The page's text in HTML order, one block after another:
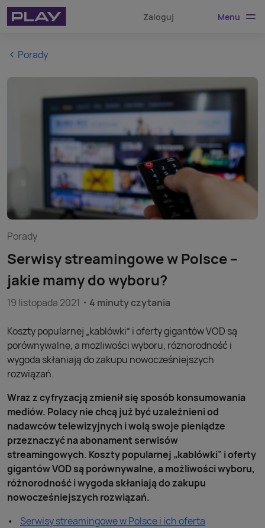
Zaloguj Menu
Porady
Porady
Serwisy streamingowe w Polsce –
jakie mamy do wyboru?
19 listopada 2021 4 minuty czytania
Koszty popularnej „kablówki” i oferty gigantów VOD są
porównywalne, a możliwości wyboru, różnorodność i
wygoda skłaniają do zakupu nowocześniejszych
rozwiązań.
Wraz z cyfryzacją zmienił się sposób konsumowania
mediów. Polacy nie chcą już być uzależnieni od
nadawców telewizyjnych i wolą swoje pieniądze
przeznaczyć na abonament serwisów
streamingowych. Koszty popularnej „kablówki” i oferty
gigantów VOD są porównywalne, a możliwości wyboru,
różnorodność i wygoda skłaniają do zakupu
nowocześniejszych rozwiązań.
Serwisy streamingowe w Polsce i ich oferta